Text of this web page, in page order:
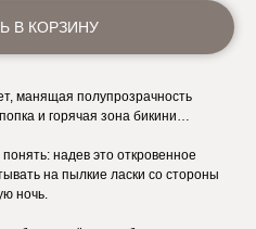
В КОРЗИНУ
манящая полупрозрачность
и горячая зона бикини…
надев это откровенное
на пылкие ласки со стороны
ночь.